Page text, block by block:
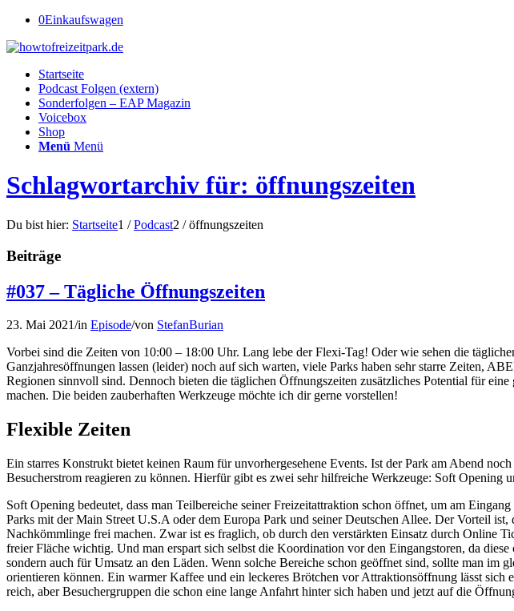
0Einkaufswagen
Startseite
Podcast Folgen (extern)
Sonderfolgen – EAP Magazin
Voicebox
Shop
Menü Menü
Schlagwortarchiv für: öffnungszeiten
Du bist hier: Startseite1 / Podcast2 / öffnungszeiten
Beiträge
#037 – Tägliche Öffnungszeiten
23. Mai 2021/in Episode/von StefanBurian
Vorbei sind die Zeiten von 10:00 – 18:00 Uhr. Lang lebe der Flexi-Tag! Oder wie sehen die
Ganzjahresöffnungen lassen (leider) noch auf sich warten, viele Parks haben sehr starre Zeiten,
Regionen sinnvoll sind. Dennoch bieten die täglichen Öffnungszeiten zusätzliches Potential für
machen. Die beiden zauberhaften Werkzeuge möchte ich dir gerne vorstellen!
Flexible Zeiten
Ein starres Konstrukt bietet keinen Raum für unvorhergesehene Events. Ist der Park am Abend
Besucherstrom reagieren zu können. Hierfür gibt es zwei sehr hilfreiche Werkzeuge: Soft Opening
Soft Opening bedeutet, dass man Teilbereiche seiner Freizeitattraktion schon öffnet, um am
Parks mit der Main Street U.S.A oder dem Europa Park und seiner Deutschen Allee. Der Vorteil
Nachkömmlinge frei machen. Zwar ist es fraglich, ob durch den verstärkten Einsatz durch Online
freier Fläche wichtig. Und man erspart sich selbst die Koordination vor den Eingangstoren, da
sondern auch für Umsatz an den Läden. Wenn solche Bereiche schon geöffnet sind, sollte man
orientieren können. Ein warmer Kaffee und ein leckeres Brötchen vor Attraktionsöffnung lässt
reich, aber Besuchergruppen die schon eine lange Anfahrt hinter sich haben und jetzt auf die